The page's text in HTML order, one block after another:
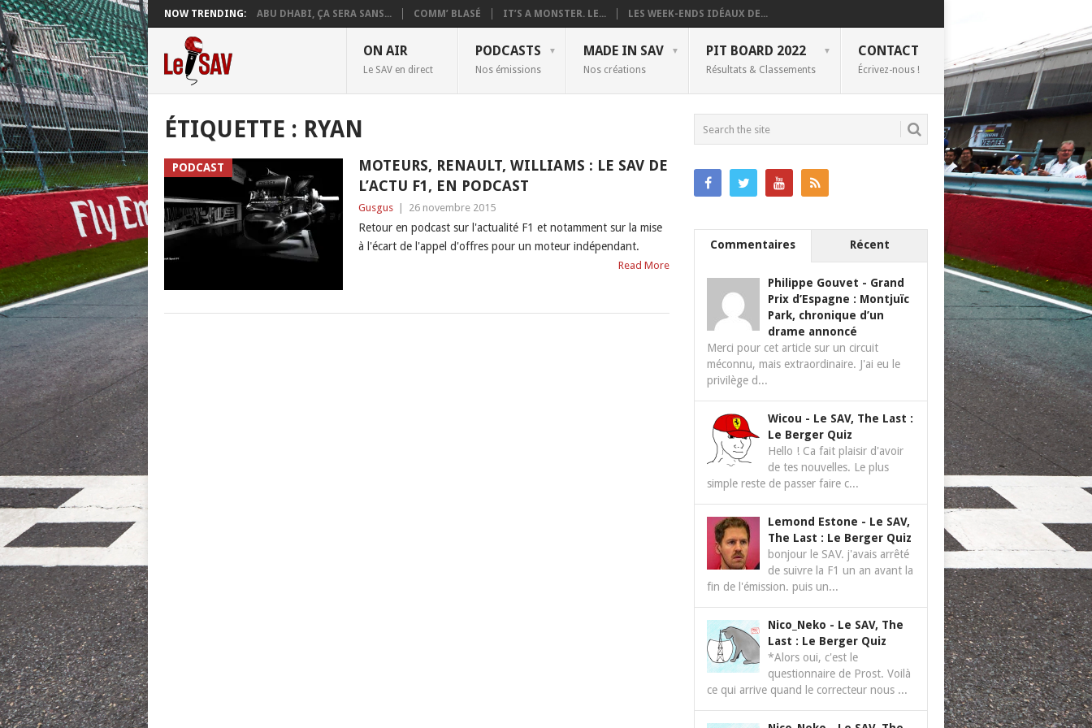
NOW TRENDING: ABU DHABI, ÇA SERA SANS... COMM’ BLASÉ IT’S A MONSTER. LE... LES WEEK-ENDS IDÉAUX DE...
ON AIR
Le SAV en direct
PODCASTS
Nos émissions
MADE IN SAV
Nos créations
PIT BOARD 2022
Résultats & Classements
CONTACT
Écrivez-nous !
ÉTIQUETTE : RYAN
PODCAST
MOTEURS, RENAULT, WILLIAMS : LE SAV DE
L’ACTU F1, EN PODCAST
Gusgus 26 novembre 2015
Retour en podcast sur l'actualité F1 et notamment sur la mise
à l'écart de l'appel d'offres pour un moteur indépendant.
Read More
Commentaires Récent
Philippe Gouvet - Grand
Prix d’Espagne : Montjuïc
Park, chronique d’un
drame annoncé
Merci pour cet article sur un circuit
méconnu, mais extraordinaire. J'ai eu le
privilège d...
Wicou - Le SAV, The Last :
Le Berger Quiz
Hello ! Ca fait plaisir d'avoir
de tes nouvelles. Le plus
simple reste de passer faire c...
Lemond Estone - Le SAV,
The Last : Le Berger Quiz
bonjour le SAV. j'avais arrêté
de suivre la F1 un an avant la
fin de l'émission. puis un...
Nico_Neko - Le SAV, The
Last : Le Berger Quiz
*Alors oui, c'est le
questionnaire de Prost. Voilà
ce qui arrive quand le correcteur nous ...